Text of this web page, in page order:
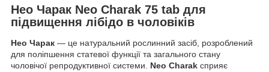
Нео Чарак Neo Charak 75 tab для
підвищення лібідо в чоловіків
Нео Чарак — це натуральний рослинний засіб, розроблений
для поліпшення статевої функції та загального стану
чоловічої репродуктивної системи. Neo Charak сприяє